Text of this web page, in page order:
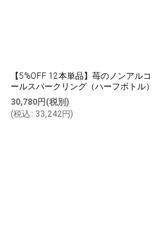
【5%OFF 12本単品】苺のノンアルコ
ールスパークリング（ハーフボトル）
30,780円 (税別)
(税込 : 33,242円)